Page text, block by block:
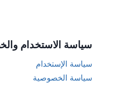
سياسة الاستخدام
سياسة الإستخدام
سياسة الخصوصية